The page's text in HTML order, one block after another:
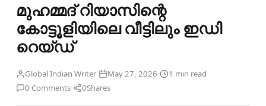
മുഹമ്മദ് റിയാസിന്റെ
കോട്ടൂളിയിലെ വീട്ടിലും ഇഡി
റെയ്ഡ്
Global Indian Writer· May 27, 2026· 1 min read·
0 Comments· 0Shares